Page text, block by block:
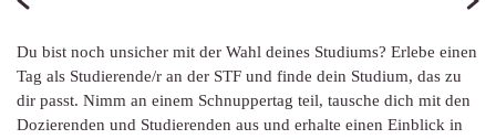
Du bist noch unsicher mit der Wahl deines Studiums? Erlebe einen
Tag als Studierende/r an der STF und finde dein Studium, das zu
dir passt. Nimm an einem Schnuppertag teil, tausche dich mit den
Dozierenden und Studierenden aus und erhalte einen Einblick in